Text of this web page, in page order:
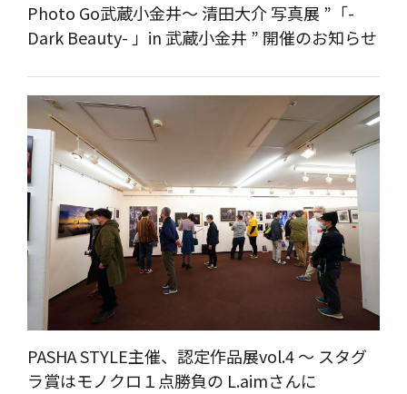
Photo Go武蔵小金井～ 清田大介 写真展 ”「-
Dark Beauty- 」in 武蔵小金井 ” 開催のお知らせ
PASHA STYLE主催、認定作品展vol.4 ～ スタグ
ラ賞はモノクロ１点勝負の L.aimさんに